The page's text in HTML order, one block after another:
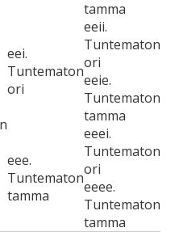
tamma
eei.
Tuntematon
ori
eeii.
Tuntematon
ori
eeie.
Tuntematon
tamma
eee.
Tuntematon
tamma
eeei.
Tuntematon
ori
eeee.
Tuntematon
tamma